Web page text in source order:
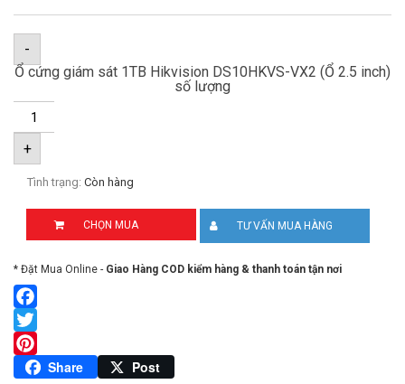
-
Ổ cứng giám sát 1TB Hikvision DS10HKVS-VX2 (Ổ 2.5 inch)
số lượng
+
Tình trạng: Còn hàng
CHỌN MUA TƯ VẤN MUA HÀNG
* Đặt Mua Online - Giao Hàng COD kiểm hàng & thanh toán tận nơi
Facebook
Twitter
Pinterest
Share Post